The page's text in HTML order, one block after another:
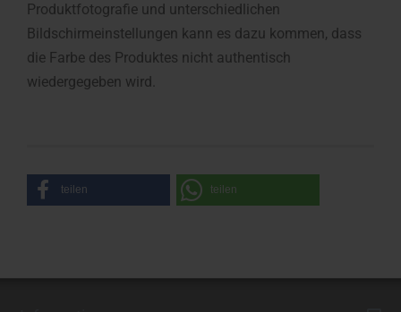
Produktfotografie und unterschiedlichen
Bildschirmeinstellungen kann es dazu kommen, dass
die Farbe des Produktes nicht authentisch
wiedergegeben wird.
teilen teilen